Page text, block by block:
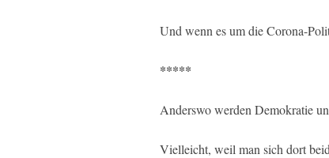
Und wenn es um die Corona-
*****
Anderswo werden Demokratie
Vielleicht, weil man sich dort